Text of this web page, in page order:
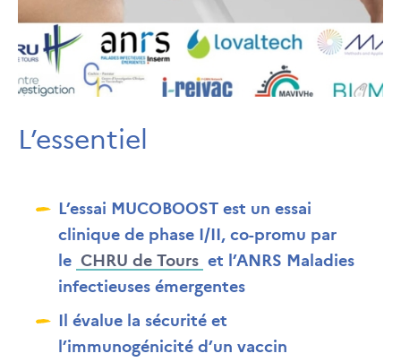
L’essentiel
L’essai MUCOBOOST est un essai
clinique de phase I/II, co-promu par
le CHRU de Tours et l’ANRS Maladies
infectieuses émergentes
Il évalue la sécurité et
l’immunogénicité d’un vaccin